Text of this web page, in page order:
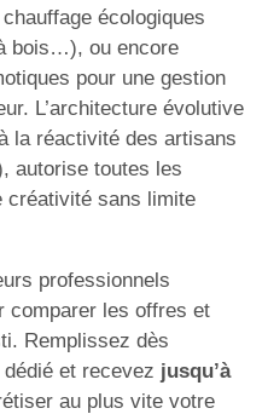
écologiques
bois…), ou encore
pour une gestion
L’architecture évolutive
la réactivité des artisans
autorise toutes les
créativité sans limite
professionnels
comparer les offres et
Remplissez dès
et recevez jusqu’à
au plus vite votre